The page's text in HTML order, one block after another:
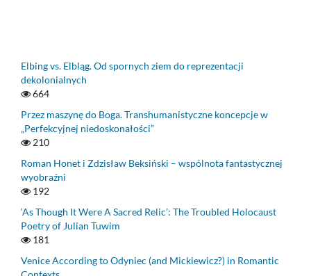
Elbing vs. Elbląg. Od spornych ziem do reprezentacji
dekolonialnych
664
Przez maszynę do Boga. Transhumanistyczne koncepcje w
„Perfekcyjnej niedoskonałości”
210
Roman Honet i Zdzisław Beksiński – wspólnota fantastycznej
wyobraźni
192
‘As Though It Were A Sacred Relic’: The Troubled Holocaust
Poetry of Julian Tuwim
181
Venice According to Odyniec (and Mickiewicz?) in Romantic